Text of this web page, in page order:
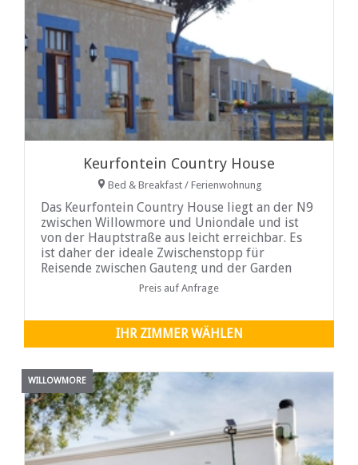
Keurfontein Country House
Bed & Breakfast / Ferienwohnung
Das Keurfontein Country House liegt an der N9
zwischen Willowmore und Uniondale und ist
von der Hauptstraße aus leicht erreichbar. Es
ist daher der ideale Zwischenstopp für
Reisende zwischen Gauteng und der Garden
Preis auf Anfrage
IHR ZIMMER WÄHLEN
WILLOWMORE